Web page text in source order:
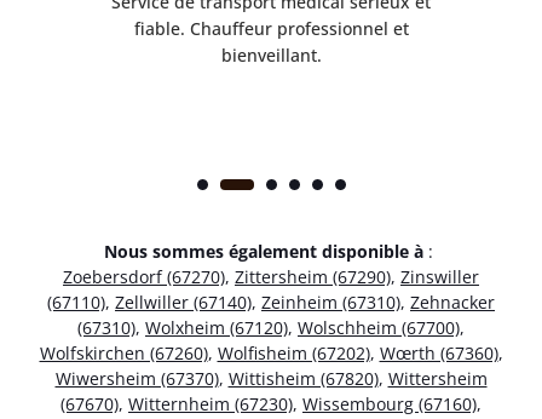
fiable. Chauffeur professionnel et
bienveillant.
Nous sommes également disponible à :
Zoebersdorf (67270), Zittersheim (67290), Zinswiller
(67110), Zellwiller (67140), Zeinheim (67310), Zehnacker
(67310), Wolxheim (67120), Wolschheim (67700),
Wolfskirchen (67260), Wolfisheim (67202), Wœrth (67360),
Wiwersheim (67370), Wittisheim (67820), Wittersheim
(67670), Witternheim (67230), Wissembourg (67160),